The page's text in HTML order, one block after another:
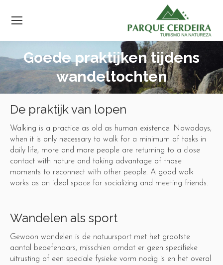
Goede praktijken tijdens
wandeltochten
De praktijk van lopen
Walking is a practice as old as human existence. Nowadays,
when it is only necessary to walk for a minimum of tasks in
daily life, more and more people are returning to a close
contact with nature and taking advantage of those
moments to reconnect with other people. A good walk
works as an ideal space for socializing and meeting friends.
Wandelen als sport
Gewoon wandelen is de natuursport met het grootste
aantal beoefenaars, misschien omdat er geen specifieke
uitrusting of een speciale fysieke vorm nodig is en het overal